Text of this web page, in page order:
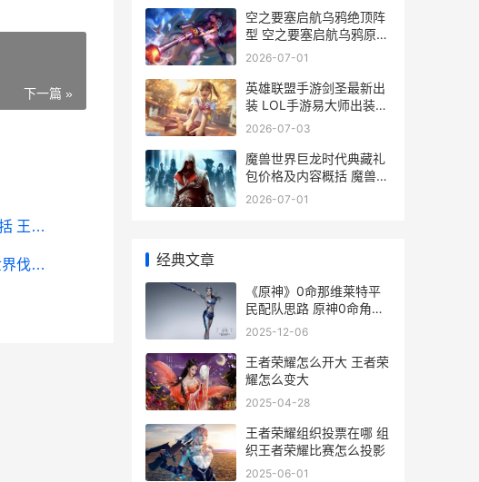
下一篇 »
王者荣耀荣耀不知火舞绯月行皮肤特效概括 王者荣耀荣耀不良网站
魔兽世界伐木机操作手册有啥子用 魔兽世界伐木机操作手册
空之要塞启航乌鸦绝顶阵
型 空之要塞启航乌鸦原型
机
2026-07-01
英雄联盟手游剑圣最新出
装 LOL手游易大师出装推
荐
2026-07-03
魔兽世界巨龙时代典藏礼
包价格及内容概括 魔兽世
界巨龙时代团本
2026-07-01
经典文章
《原神》0命那维莱特平
民配队思路 原神0命角色
推荐
2025-12-06
王者荣耀怎么开大 王者荣
耀怎么变大
2025-04-28
王者荣耀组织投票在哪 组
织王者荣耀比赛怎么投影
2025-06-01